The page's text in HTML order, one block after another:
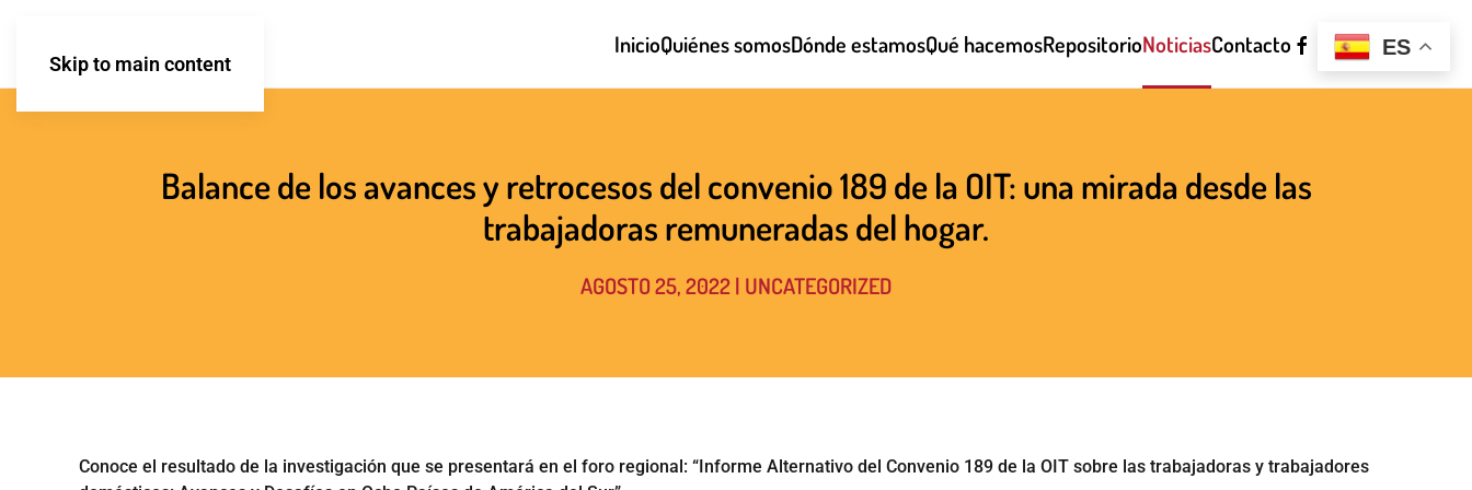
Skip to main content
InicioQuiénes somosDónde estamosQué hacemosRepositorioNoticiasContacto
Balance de los avances y retrocesos del convenio 189 de la OIT: una mirada desde las
trabajadoras remuneradas del hogar.
AGOSTO 25, 2022| UNCATEGORIZED
Conoce el resultado de la investigación que se presentará en el foro regional: “Informe Alternativo del Convenio 189 de la OIT sobre las trabajadoras y trabajadores
ES